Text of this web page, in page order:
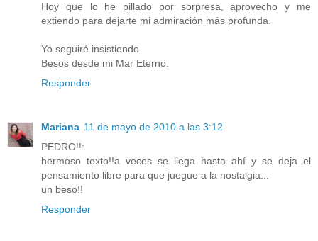
Hoy que lo he pillado por sorpresa, aprovecho y me
extiendo para dejarte mi admiración más profunda.
Yo seguiré insistiendo.
Besos desde mi Mar Eterno.
Responder
Mariana 11 de mayo de 2010 a las 3:12
PEDRO!!:
hermoso texto!!a veces se llega hasta ahí y se deja el
pensamiento libre para que juegue a la nostalgia...
un beso!!
Responder